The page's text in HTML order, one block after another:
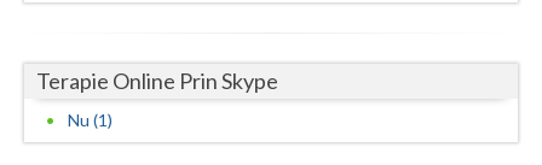
Prahova
Salaj
Terapie Online Prin Skype
Nu (1)